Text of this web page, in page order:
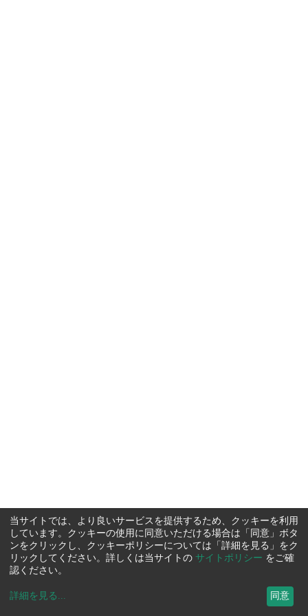
当サイトでは、より良いサービスを提供するため、クッキーを利用
しています。クッキーの使用に同意いただける場合は「同意」ボタ
ンをクリックし、クッキーポリシーについては「詳細を見る」をク
リックしてください。詳しくは当サイトの サイトポリシー をご確
認ください。
詳細を見る ... 同意